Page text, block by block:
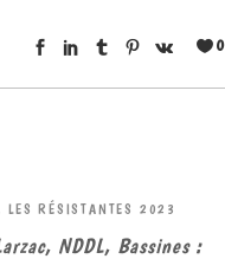
0
LES RÉSISTANTES 2023
NDDL, Bassines :